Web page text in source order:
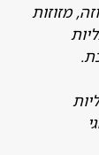
מזוזות